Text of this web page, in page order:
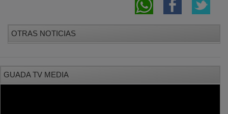
OTRAS NOTICIAS
GUADA TV MEDIA